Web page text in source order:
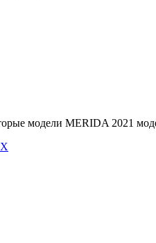
модели MERIDA 2021